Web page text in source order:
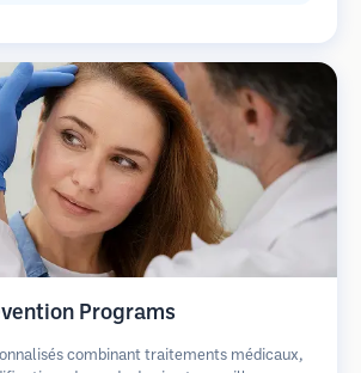
Programs
combinant traitements médicaux,